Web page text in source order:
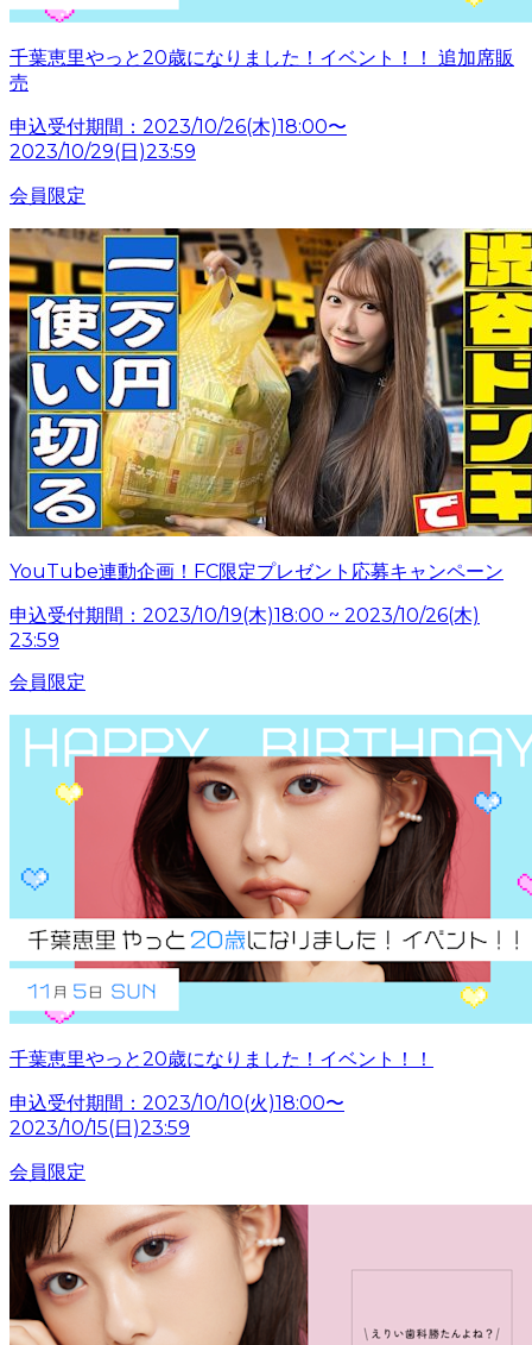
千葉恵里やっと20歳になりました！イベント！！ 追加席販
売
申込受付期間：2023/10/26(木)18:00〜
2023/10/29(日)23:59
会員限定
YouTube連動企画！FC限定プレゼント応募キャンペーン
申込受付期間：2023/10/19(木)18:00 ~ 2023/10/26(木)
23:59
会員限定
千葉恵里やっと20歳になりました！イベント！！
申込受付期間：2023/10/10(火)18:00〜
2023/10/15(日)23:59
会員限定